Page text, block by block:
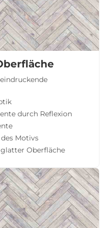
durch Reflexion
Motivs
Oberfläche